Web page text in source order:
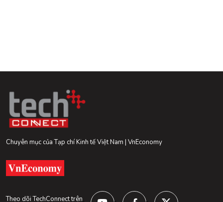
Chuyên mục của Tạp chí Kinh tế Việt Nam | VnEconomy
Theo dõi TechConnect trên